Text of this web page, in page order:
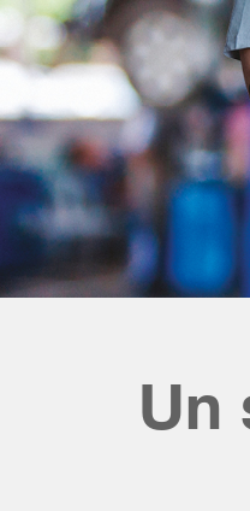
Un